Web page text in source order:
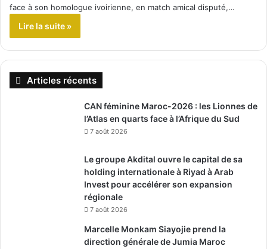
face à son homologue ivoirienne, en match amical disputé,…
Lire la suite »
Articles récents
CAN féminine Maroc-2026 : les Lionnes de
l’Atlas en quarts face à l’Afrique du Sud
7 août 2026
Le groupe Akdital ouvre le capital de sa
holding internationale à Riyad à Arab
Invest pour accélérer son expansion
régionale
7 août 2026
Marcelle Monkam Siayojie prend la
direction générale de Jumia Maroc